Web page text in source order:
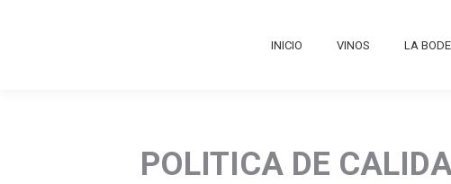
INICIO VINOS LA
POLITICA DE